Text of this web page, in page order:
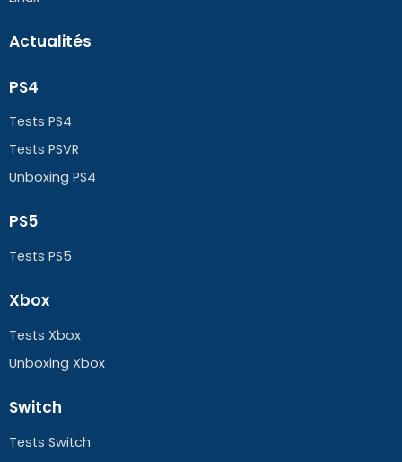
Actualités
PS4
Tests PS4
Tests PSVR
Unboxing PS4
PS5
Tests PS5
Xbox
Tests Xbox
Unboxing Xbox
Switch
Tests Switch